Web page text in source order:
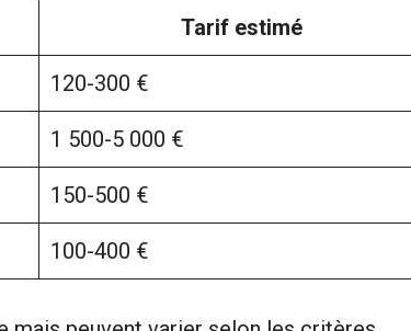
Tarif estimé
120-300 €
1 500-5 000 €
150-500 €
100-400 €